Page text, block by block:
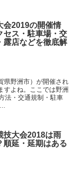
会2019の開催情
セス・駐車場・交
露店などを徹底解
県野洲市）が開催され
すよね。ここでは野洲
法・交通規制・駐車
技大会2018は雨
順延・延期はある